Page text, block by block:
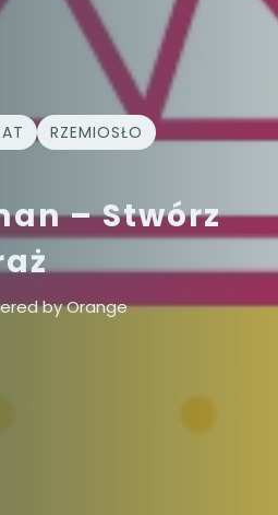
RZEMIOSŁO
– Stwórz
by Orange